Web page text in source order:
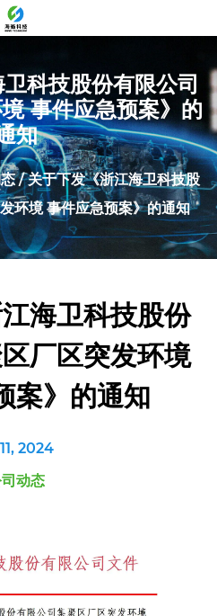
科技股份有限公司
事件应急预案》的
知
/关于下发《浙江海卫科技股
环境 事件应急预案》的通知
海卫科技股份
厂区突发环境
案》的通知
2024
动态